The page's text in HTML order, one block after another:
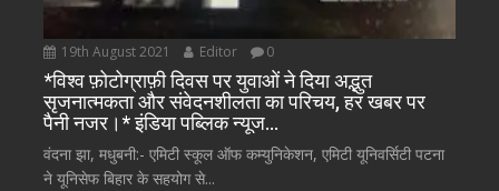
19th August 2021 Editor 0
*विश्व फ़ोटोग्राफ़ी दिवस पर युवाओं ने दिया अद्भुत
सृजनात्मकता और संवेदनशीलता का परिचय, हर खबर पर
पैनी नजर।* इंडिया पब्लिक न्यूज…
वंदना झा, मधुबनी:- एमिटी स्कूल ऑफ कम्युनिकेशन, एमिटी यूनिवर्सिटी पटना
ने यूनिसेफ बिहार के सहयोग से...